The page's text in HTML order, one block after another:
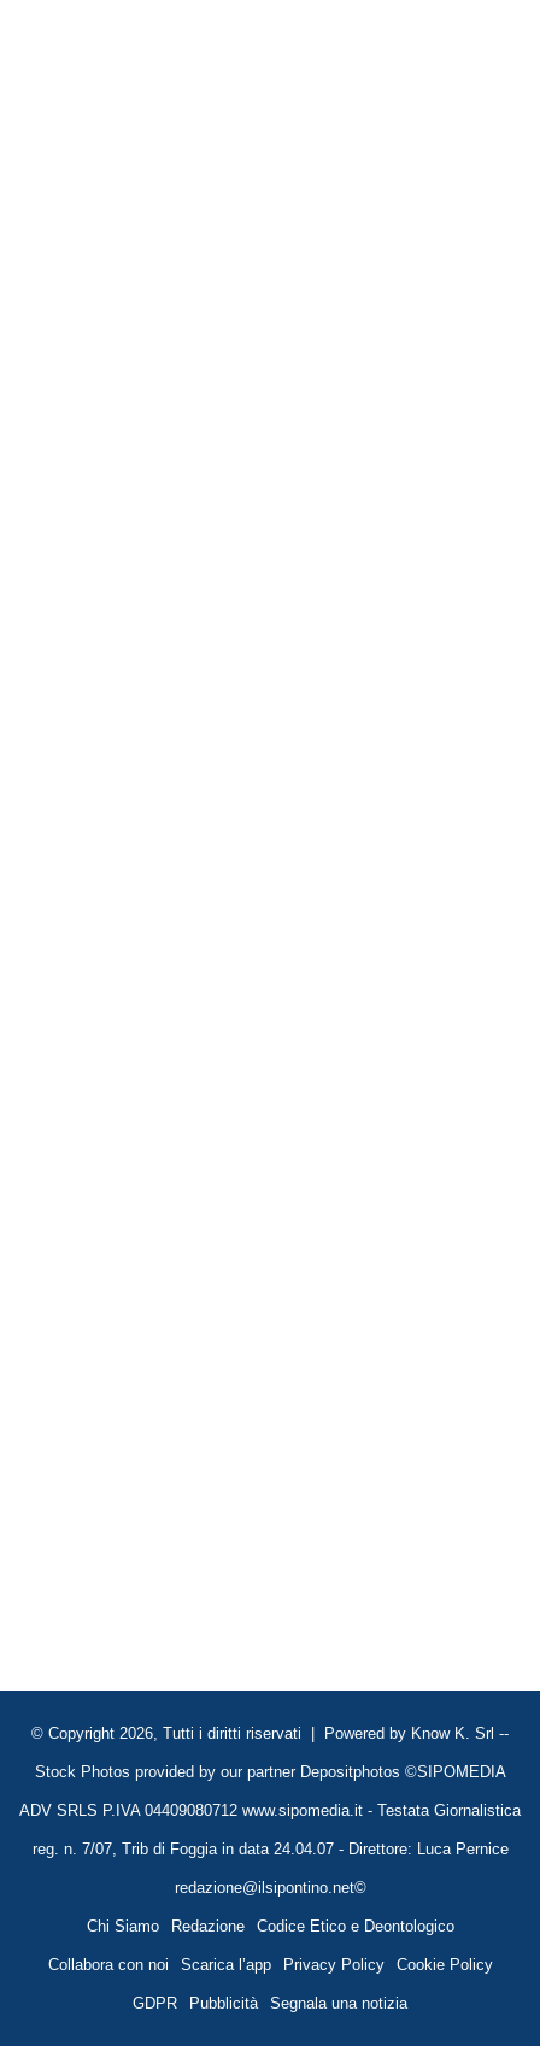
© Copyright 2026, Tutti i diritti riservati | Powered by Know K. Srl --
Stock Photos provided by our partner Depositphotos ©SIPOMEDIA
ADV SRLS P.IVA 04409080712 www.sipomedia.it - Testata Giornalistica
reg. n. 7/07, Trib di Foggia in data 24.04.07 - Direttore: Luca Pernice
redazione@ilsipontino.net©
Chi Siamo Redazione Codice Etico e Deontologico
Collabora con noi Scarica l’app Privacy Policy Cookie Policy
GDPR Pubblicità Segnala una notizia